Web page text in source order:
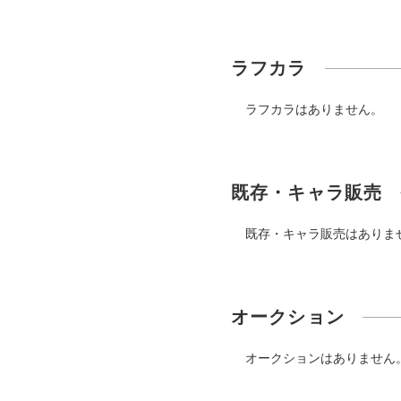
ラフカラ
ラフカラはありません。
既存・キャラ販売
既存・キャラ販売はありま
オークション
オークションはありません。